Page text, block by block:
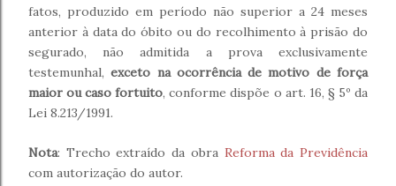
fatos, produzido em período não superior a 24 meses
anterior à data do óbito ou do recolhimento à prisão do
segurado, não admitida a prova exclusivamente
testemunhal,exceto na ocorrência de motivo de força
maior ou caso fortuito, conforme dispõe o art. 16, § 5º da
Lei 8.213/1991.
Nota: Trecho extraído da obra Reforma da Previdência
com autorização do autor.